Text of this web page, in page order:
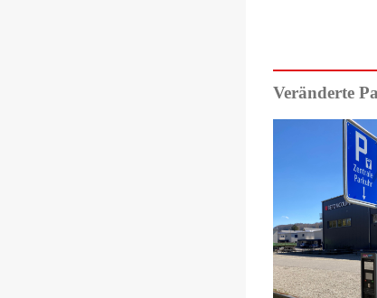
Veränderte